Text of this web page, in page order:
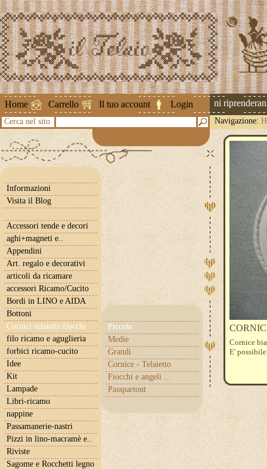
Home Carrello Il tuo account Login
Attenzione ! Le spedizioni
Cerca nel sito Navigazione:
Informazioni
Visita il Blog
Accessori tende e decori
aghi+magneti e..
Appendini
Art. regalo e decorativi
articoli da ricamare
accessori Ricamo/Cucito
Bordi in LINO e AIDA
Bottoni
Cornici-telaietti-fiocchi
Piccole
Medie
Grandi
Cornice - Telaietto
Fiocchi e angeli ...
Passpartout
filo ricamo e aguglieria
forbici ricamo-cucito
Idee
Kit
Lampade
Libri-ricamo
nappine
Passamanerie-nastri
Pizzi in lino-macramè e..
Riviste
Sagome e Rocchetti legno
Cornice
E'